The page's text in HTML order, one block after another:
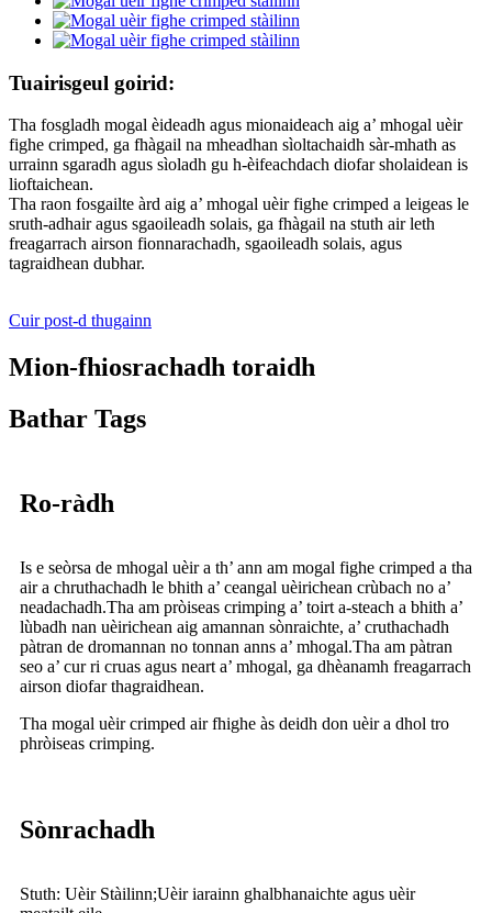
Tuairisgeul goirid:
Tha fosgladh mogal èideadh agus mionaideach aig a’ mhogal uèir
fighe crimped, ga fhàgail na mheadhan sìoltachaidh sàr-mhath as
urrainn sgaradh agus sìoladh gu h-èifeachdach diofar sholaidean is
lioftaichean.
Tha raon fosgailte àrd aig a’ mhogal uèir fighe crimped a leigeas le
sruth-adhair agus sgaoileadh solais, ga fhàgail na stuth air leth
freagarrach airson fionnarachadh, sgaoileadh solais, agus
tagraidhean dubhar.
Cuir post-d thugainn
Mion-fhiosrachadh toraidh
Bathar Tags
Ro-ràdh
Is e seòrsa de mhogal uèir a th’ ann am mogal fighe crimped a tha
air a chruthachadh le bhith a’ ceangal uèirichean crùbach no a’
neadachadh.Tha am pròiseas crimping a’ toirt a-steach a bhith a’
lùbadh nan uèirichean aig amannan sònraichte, a’ cruthachadh
pàtran de dromannan no tonnan anns a’ mhogal.Tha am pàtran
seo a’ cur ri cruas agus neart a’ mhogal, ga dhèanamh freagarrach
airson diofar thagraidhean.
Tha mogal uèir crimped air fhighe às deidh don uèir a dhol tro
phròiseas crimping.
Sònrachadh
Stuth: Uèir Stàilinn;Uèir iarainn ghalbhanaichte agus uèir